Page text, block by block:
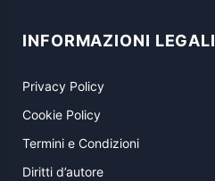
INFORMAZIONI LEGALI
Privacy Policy
Cookie Policy
Termini e Condizioni
Diritti d’autore